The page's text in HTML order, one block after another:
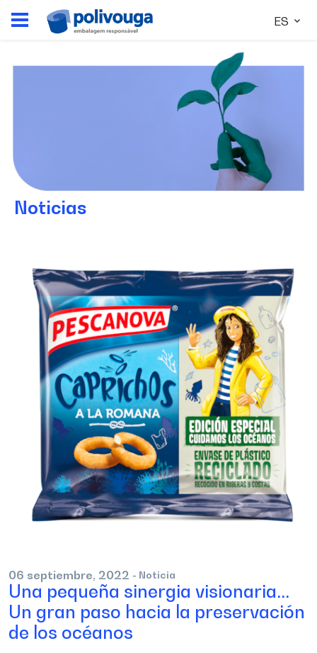
ES
Noticias
06 septiembre, 2022 - Noticia
Una pequeña sinergia visionaria...
Un gran paso hacia la preservación
de los océanos